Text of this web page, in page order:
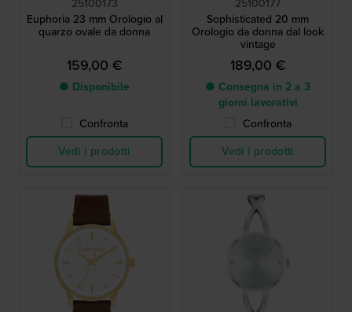
25100173
Euphoria 23 mm Orologio al
quarzo ovale da donna
159,00 €
● Disponibile
Confronta
Vedi i prodotti
25100177
Sophisticated 20 mm
Orologio da donna dal look
vintage
189,00 €
● Consegna in 2 a 3
giorni lavorativi
Confronta
Vedi i prodotti